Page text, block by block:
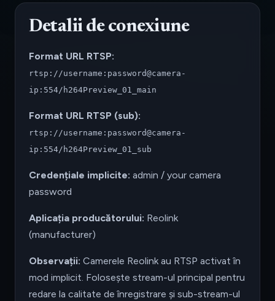
Detalii de conexiune
Format URL RTSP:
rtsp://username:password@camera-
ip:554/h264Preview_01_main
Format URL RTSP (sub):
rtsp://username:password@camera-
ip:554/h264Preview_01_sub
Credențiale implicite: admin / your camera
password
Aplicația producătorului: Reolink
(manufacturer)
Observații: Camerele Reolink au RTSP activat în
mod implicit. Folosește stream-ul principal pentru
redare la calitate de înregistrare și sub-stream-ul